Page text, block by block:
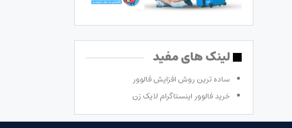
لینک های مفید
ساده ترین روش افزایش فالوور
خرید فالوور اینستاگرام لایک زن